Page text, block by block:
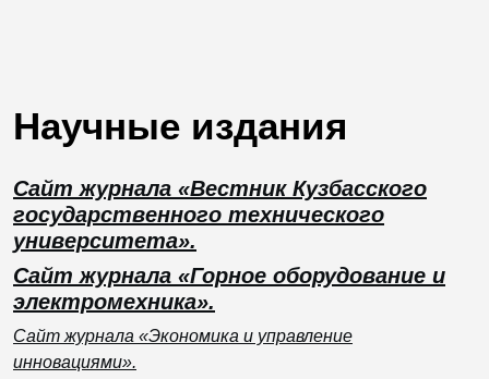
Научные издания
Сайт журнала «Вестник Кузбасского
государственного технического
университета».
Сайт журнала «Горное оборудование и
электромехника».
Сайт журнала «Экономика и управление
инновациями».